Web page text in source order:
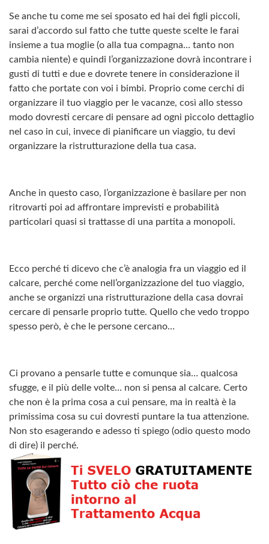
Se anche tu come me sei sposato ed hai dei figli piccoli,
sarai d’accordo sul fatto che tutte queste scelte le farai
insieme a tua moglie (o alla tua compagna… tanto non
cambia niente) e quindi l’organizzazione dovrà incontrare i
gusti di tutti e due e dovrete tenere in considerazione il
fatto che portate con voi i bimbi. Proprio come cerchi di
organizzare il tuo viaggio per le vacanze, così allo stesso
modo dovresti cercare di pensare ad ogni piccolo dettaglio
nel caso in cui, invece di pianificare un viaggio, tu devi
organizzare la ristrutturazione della tua casa.
Anche in questo caso, l’organizzazione è basilare per non
ritrovarti poi ad affrontare imprevisti e probabilità
particolari quasi si trattasse di una partita a monopoli.
Ecco perché ti dicevo che c’è analogia fra un viaggio ed il
calcare, perché come nell’organizzazione del tuo viaggio,
anche se organizzi una ristrutturazione della casa dovrai
cercare di pensarle proprio tutte. Quello che vedo troppo
spesso però, è che le persone cercano…
Ci provano a pensarle tutte e comunque sia… qualcosa
sfugge, e il più delle volte… non si pensa al calcare. Certo
che non è la prima cosa a cui pensare, ma in realtà è la
primissima cosa su cui dovresti puntare la tua attenzione.
Non sto esagerando e adesso ti spiego (odio questo modo
di dire) il perché.